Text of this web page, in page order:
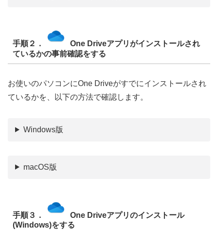
手順２．
One Driveアプリがインストールされ
ているかの事前確認をする
お使いのパソコンにOne Driveがすでにインストールされ
ているかを、以下の⽅法で確認します。
Windows版
macOS版
手順３．
One Driveアプリのインストール
(Windows)をする